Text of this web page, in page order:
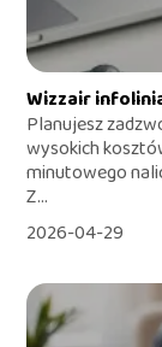
Wizzair
Planujesz
wysokich
minutowego
Z...
2026-04-29